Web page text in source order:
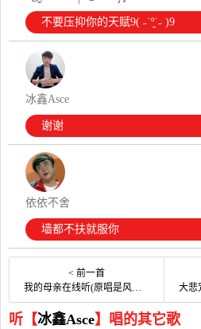
不要压抑你的天赋9( ˶˙º̬˙˶ )9
冰鑫Asce
谢谢
依依不舍
墙都不扶就服你
< 前一首
我的母亲在线听(原唱是风语)，gxs塞北寒演唱点播:546次
大悲咒在
听【冰鑫Asce】唱的其它歌